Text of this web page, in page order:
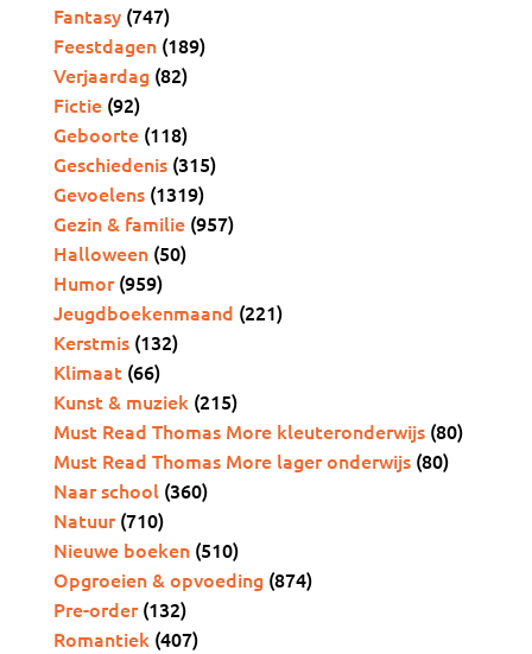
Fantasy (747)
Feestdagen (189)
Verjaardag (82)
Fictie (92)
Geboorte (118)
Geschiedenis (315)
Gevoelens (1319)
Gezin & familie (957)
Halloween (50)
Humor (959)
Jeugdboekenmaand (221)
Kerstmis (132)
Klimaat (66)
Kunst & muziek (215)
Must Read Thomas More kleuteronderwijs (80)
Must Read Thomas More lager onderwijs (80)
Naar school (360)
Natuur (710)
Nieuwe boeken (510)
Opgroeien & opvoeding (874)
Pre-order (132)
Romantiek (407)